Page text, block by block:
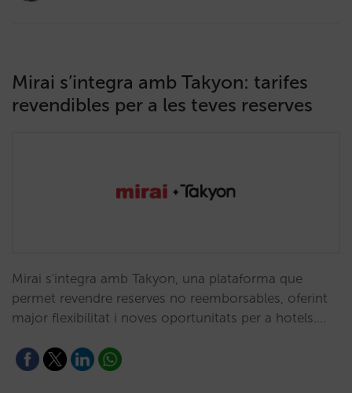
Mirai s’integra amb Takyon: tarifes
revendibles per a les teves reserves
Mirai s'integra amb Takyon, una plataforma que
permet revendre reserves no reemborsables, oferint
major flexibilitat i noves oportunitats per a hotels.…